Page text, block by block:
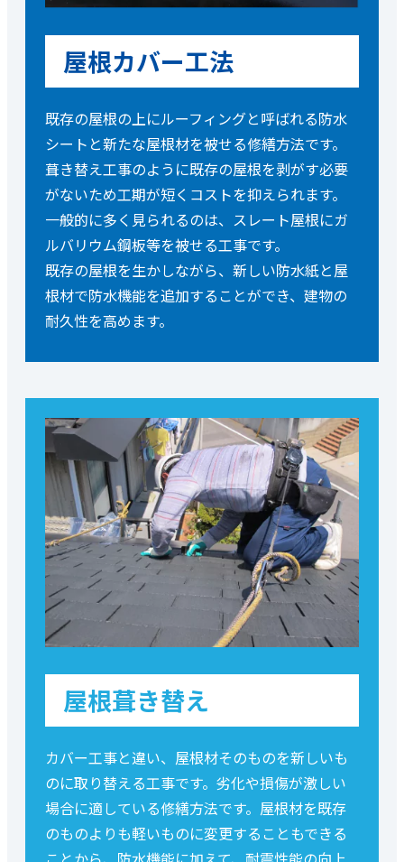
屋根カバー工法
既存の屋根の上にルーフィングと呼ばれる防水
シートと新たな屋根材を被せる修繕方法です。
葺き替え工事のように既存の屋根を剥がす必要
がないため工期が短くコストを抑えられます。
一般的に多く見られるのは、スレート屋根にガ
ルバリウム鋼板等を被せる工事です。
既存の屋根を生かしながら、新しい防水紙と屋
根材で防水機能を追加することができ、建物の
耐久性を高めます。
屋根葺き替え
カバー工事と違い、屋根材そのものを新しいも
のに取り替える工事です。劣化や損傷が激しい
場合に適している修繕方法です。屋根材を既存
のものよりも軽いものに変更することもできる